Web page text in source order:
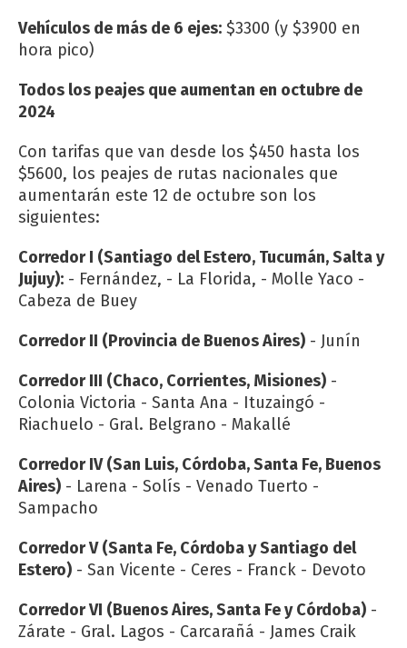
Vehículos de más de 6 ejes: $3300 (y $3900 en
hora pico)
Todos los peajes que aumentan en octubre de
2024
Con tarifas que van desde los $450 hasta los
$5600, los peajes de rutas nacionales que
aumentarán este 12 de octubre son los
siguientes:
Corredor I (Santiago del Estero, Tucumán, Salta y
Jujuy): - Fernández, - La Florida, - Molle Yaco -
Cabeza de Buey
Corredor II (Provincia de Buenos Aires) - Junín
Corredor III (Chaco, Corrientes, Misiones) -
Colonia Victoria - Santa Ana - Ituzaingó -
Riachuelo - Gral. Belgrano - Makallé
Corredor IV (San Luis, Córdoba, Santa Fe, Buenos
Aires) - Larena - Solís - Venado Tuerto -
Sampacho
Corredor V (Santa Fe, Córdoba y Santiago del
Estero) - San Vicente - Ceres - Franck - Devoto
Corredor VI (Buenos Aires, Santa Fe y Córdoba) -
Zárate - Gral. Lagos - Carcarañá - James Craik